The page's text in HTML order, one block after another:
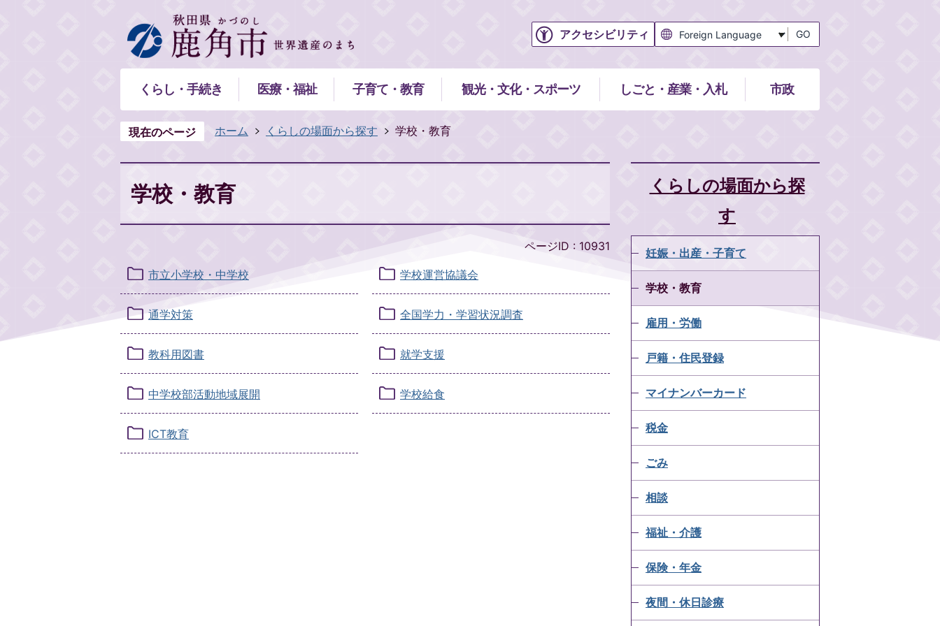
アクセシビリティ GO
くらし・手続き 医療・福祉 子育て・教育 観光・文化・スポーツ しごと・産業・入札 市政
現在のページ ホーム くらしの場面から探す 学校・教育
学校・教育
ページID : 10931
市立小学校・中学校 学校運営協議会
通学対策 全国学力・学習状況調査
教科用図書 就学支援
中学校部活動地域展開 学校給食
ICT教育
くらしの場面から探
す
妊娠・出産・子育て
学校・教育
雇用・労働
戸籍・住民登録
マイナンバーカード
税金
ごみ
相談
福祉・介護
保険・年金
夜間・休日診療